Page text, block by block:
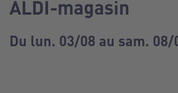
ALDI-magasin
Du lun. 03/08 au sam.